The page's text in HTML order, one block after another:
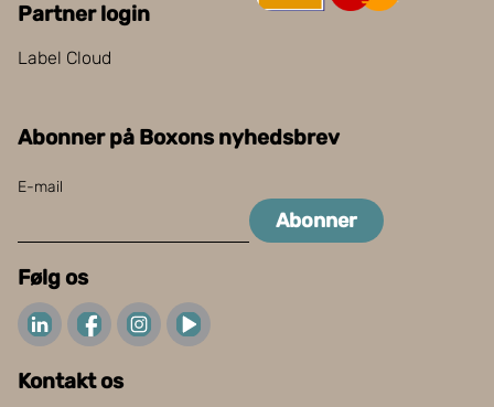
Partner login
Label Cloud
Abonner på Boxons nyhedsbrev
E-mail
Abonner
Følg os
Kontakt os